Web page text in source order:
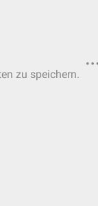
zu speichern.